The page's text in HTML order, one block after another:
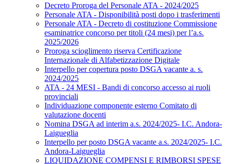
Decreto Proroga del Personale ATA - 2024/2025
Personale ATA - Disponibilità posti dopo i trasferimenti
Personale ATA - Decreto di costituzione Commissione
esaminatrice concorso per titoli (24 mesi) per l’a.s.
2025/2026
Proroga scioglimento riserva Certificazione
Internazionale di Alfabetizzazione Digitale
Interpello per copertura posto DSGA vacante a. s.
2024/2025
ATA - 24 MESI - Bandi di concorso accesso ai ruoli
provinciali
Individuazione componente esterno Comitato di
valutazione docenti
Nomina DSGA ad interim a.s. 2024/2025- I.C. Andora-
Laigueglia
Interpello per posto DSGA vacante a.s. 2024/2025- I.C.
Andora-Laigueglia
LIQUIDAZIONE COMPENSI E RIMBORSI SPESE